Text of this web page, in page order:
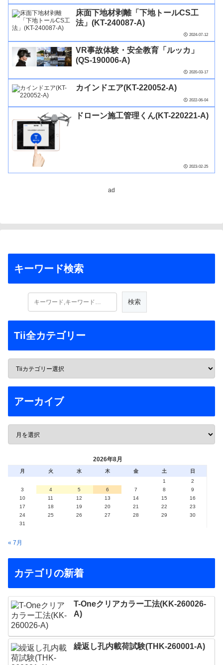
床面下地材剥離「下地トールCS工
法」(KT-240087-A)
2024-07-12
VR事故体験・安全教育「ルッカ」
(QS-190006-A)
2020-03-17
カインドエア(KT-220052-A)
2022-06-04
ドローン施⼯管理くん(KT-220221-A)
2023-02-25
ad
キーワード検索
Tii全カテゴリー
アーカイブ
2026年8月
月 火 水 木 金 土
日
1
2
3
4 5 6 7 8
9
10
11 12 13 14 15
16
17
18 19 20 21 22
23
24
25 26 27 28 29
30
31
« 7月
カテゴリの新着
T-Oneクリアカラー工法(KK-260026-
A)
繰返し孔内載荷試験(THK-260001-A)